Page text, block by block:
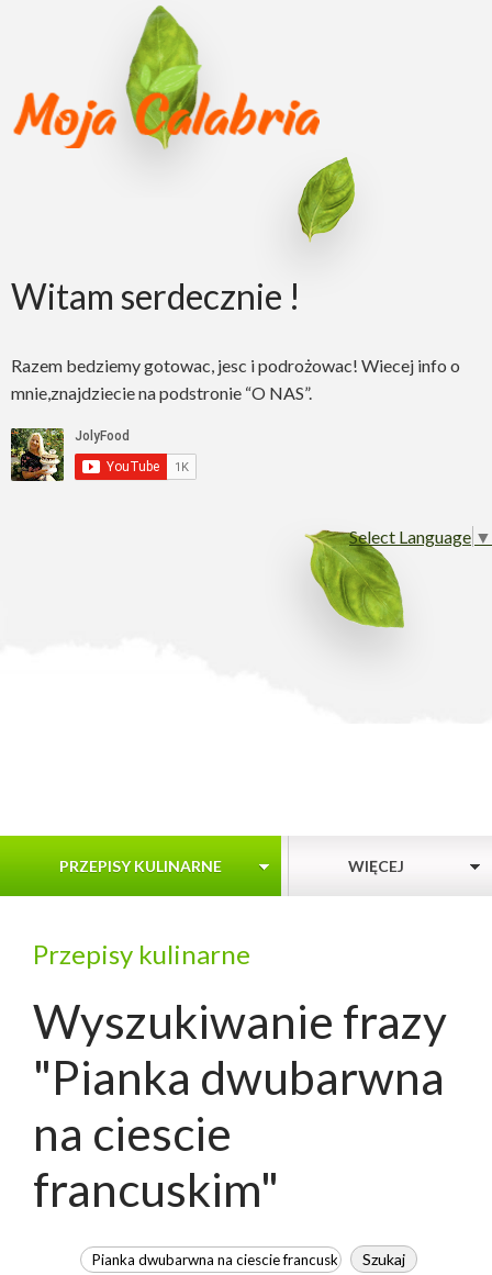
Witam serdecznie !
Razem bedziemy gotowac, jesc i podrożowac! Wiecej info o
mnie,znajdziecie na podstronie “O NAS”.
Select Language ▼
PRZEPISY KULINARNE WIĘCEJ
Przepisy kulinarne
Wyszukiwanie frazy
"Pianka dwubarwna
na ciescie
francuskim"